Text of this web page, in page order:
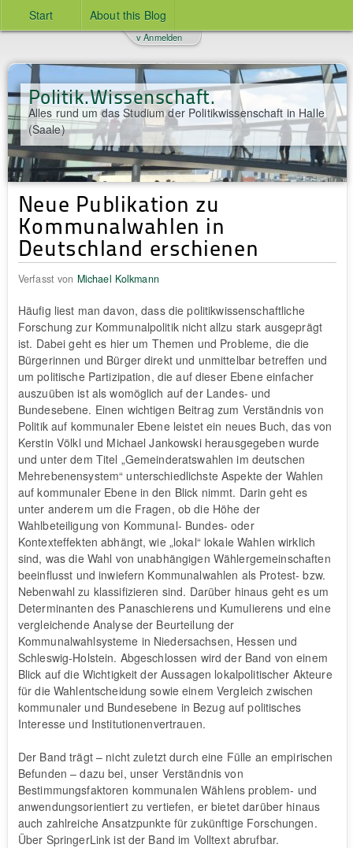
Start About this Blog
Politik.Wissenschaft.
Alles rund um das Studium der Politikwissenschaft in Halle
(Saale)
v Anmelden
Neue Publikation zu
Kommunalwahlen in
Deutschland erschienen
Verfasst von Michael Kolkmann
Häufig liest man davon, dass die politikwissenschaftliche
Forschung zur Kommunalpolitik nicht allzu stark ausgeprägt
ist. Dabei geht es hier um Themen und Probleme, die die
Bürgerinnen und Bürger direkt und unmittelbar betreffen und
um politische Partizipation, die auf dieser Ebene einfacher
auszuüben ist als womöglich auf der Landes- und
Bundesebene. Einen wichtigen Beitrag zum Verständnis von
Politik auf kommunaler Ebene leistet ein neues Buch, das von
Kerstin Völkl und Michael Jankowski herausgegeben wurde
und unter dem Titel „Gemeinderatswahlen im deutschen
Mehrebenensystem“ unterschiedlichste Aspekte der Wahlen
auf kommunaler Ebene in den Blick nimmt. Darin geht es
unter anderem um die Fragen, ob die Höhe der
Wahlbeteiligung von Kommunal- Bundes- oder
Kontexteffekten abhängt, wie „lokal“ lokale Wahlen wirklich
sind, was die Wahl von unabhängigen Wählergemeinschaften
beeinflusst und inwiefern Kommunalwahlen als Protest- bzw.
Nebenwahl zu klassifizieren sind. Darüber hinaus geht es um
Determinanten des Panaschierens und Kumulierens und eine
vergleichende Analyse der Beurteilung der
Kommunalwahlsysteme in Niedersachsen, Hessen und
Schleswig-Holstein. Abgeschlossen wird der Band von einem
Blick auf die Wichtigkeit der Aussagen lokalpolitischer Akteure
für die Wahlentscheidung sowie einem Vergleich zwischen
kommunaler und Bundesebene in Bezug auf politisches
Interesse und Institutionenvertrauen.
Der Band trägt – nicht zuletzt durch eine Fülle an empirischen
Befunden – dazu bei, unser Verständnis von
Bestimmungsfaktoren kommunalen Wählens problem- und
anwendungsorientiert zu vertiefen, er bietet darüber hinaus
auch zahlreiche Ansatzpunkte für zukünftige Forschungen.
Über SpringerLink ist der Band im Volltext abrufbar.